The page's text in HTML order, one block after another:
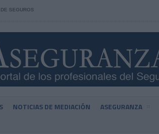
SEGUROS
NOTICIAS DE MEDIACIÓN ASEGURANZA